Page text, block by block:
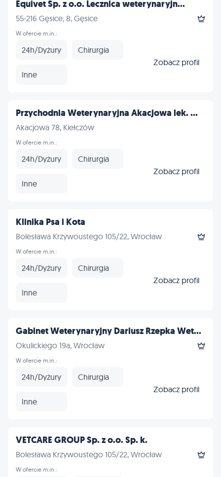
Equivet Sp. z o.o. Lecznica weterynaryjn...
55-216 Gęsice; 8, Gęsice
W ofercie m.in.:
24h/Dyżury Chirurgia
Inne
Zobacz profil
Przychodnia Weterynaryjna Akacjowa lek. ...
Akacjowa 78, Kiełczów
W ofercie m.in.:
24h/Dyżury Chirurgia
Inne
Zobacz profil
Klinika Psa i Kota
Bolesława Krzywoustego 105/22, Wrocław
W ofercie m.in.:
24h/Dyżury Chirurgia
Inne
Zobacz profil
Gabinet Weterynaryjny Dariusz Rzepka Wet...
Okulickiego 19a, Wrocław
W ofercie m.in.:
24h/Dyżury Chirurgia
Inne
Zobacz profil
VETCARE GROUP Sp. z o.o. Sp. k.
Bolesława Krzywoustego 105/22, Wrocław
W ofercie m.in.: